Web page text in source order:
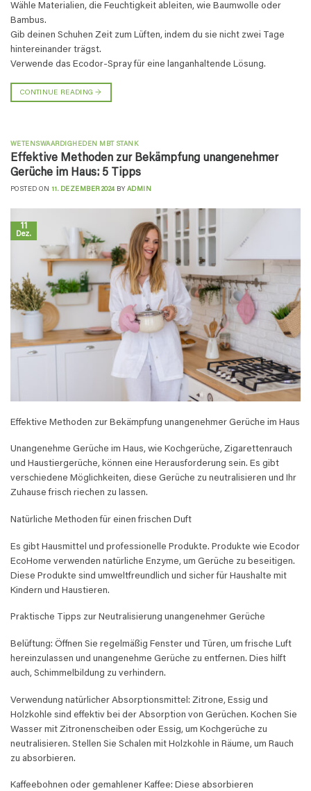
Wähle Materialien, die Feuchtigkeit ableiten, wie Baumwolle oder
Bambus.
Gib deinen Schuhen Zeit zum Lüften, indem du sie nicht zwei Tage
hintereinander trägst.
Verwende das Ecodor-Spray für eine langanhaltende Lösung.
CONTINUE READING→
WETENSWAARDIGHEDEN MBT STANK
Effektive Methoden zur Bekämpfung unangenehmer
Gerüche im Haus: 5 Tipps
POSTED ON 11. DEZEMBER 2024 BY ADMIN
11
Dez.
Effektive Methoden zur Bekämpfung unangenehmer Gerüche im Haus
Unangenehme Gerüche im Haus, wie Kochgerüche, Zigarettenrauch
und Haustiergerüche, können eine Herausforderung sein. Es gibt
verschiedene Möglichkeiten, diese Gerüche zu neutralisieren und Ihr
Zuhause frisch riechen zu lassen.
Natürliche Methoden für einen frischen Duft
Es gibt Hausmittel und professionelle Produkte. Produkte wie Ecodor
EcoHome verwenden natürliche Enzyme, um Gerüche zu beseitigen.
Diese Produkte sind umweltfreundlich und sicher für Haushalte mit
Kindern und Haustieren.
Praktische Tipps zur Neutralisierung unangenehmer Gerüche
Belüftung: Öffnen Sie regelmäßig Fenster und Türen, um frische Luft
hereinzulassen und unangenehme Gerüche zu entfernen. Dies hilft
auch, Schimmelbildung zu verhindern.
Verwendung natürlicher Absorptionsmittel: Zitrone, Essig und
Holzkohle sind effektiv bei der Absorption von Gerüchen. Kochen Sie
Wasser mit Zitronenscheiben oder Essig, um Kochgerüche zu
neutralisieren. Stellen Sie Schalen mit Holzkohle in Räume, um Rauch
zu absorbieren.
Kaffeebohnen oder gemahlener Kaffee: Diese absorbieren